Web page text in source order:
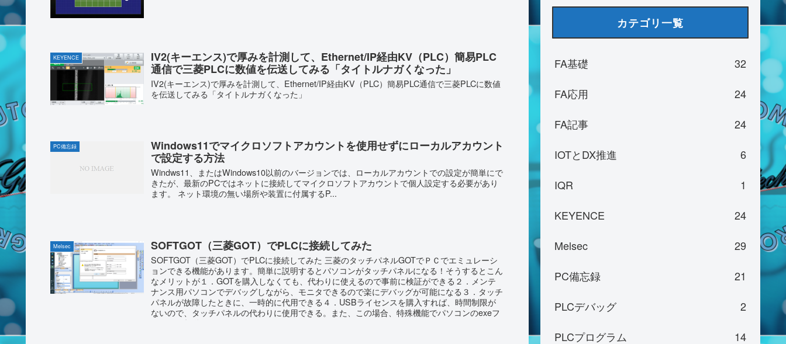
KEYENCE
IV2(キーエンス)で厚みを計測して、Ethernet/IP経由KV（PLC）簡易PLC
通信で三菱PLCに数値を伝送してみる「タイトルナガくなった」
IV2(キーエンス)で厚みを計測して、Ethernet/IP経由KV（PLC）簡易PLC通信で三菱PLCに数値
を伝送してみる「タイトルナガくなった」
PC備忘録
Windows11でマイクロソフトアカウントを使用せずにローカルアカウント
で設定する方法
Windws11、またはWindows10以前のバージョンでは、ローカルアカウントでの設定が簡単にで
きたが、最新のPCではネットに接続してマイクロソフトアカウントで個人設定する必要があり
ます。 ネット環境の無い場所や装置に付属するP...
Melsec SOFTGOT（三菱GOT）でPLCに接続してみた
SOFTGOT（三菱GOT）でPLCに接続してみた 三菱のタッチパネルGOTでＰＣでエミュレーシ
ョンできる機能があります。簡単に説明するとパソコンがタッチパネルになる！そうするとこん
なメリットが１．GOTを購入しなくても、代わりに使えるので事前に検証ができる２．メンテ
ナンス用パソコンでデバッグしながら、モニタできるので楽にデバッグが可能になる３．タッチ
パネルが故障したときに、一時的に代用できる４．USBライセンスを購入すれば、時間制限が
ないので、タッチパネルの代わりに使用できる。また、この場合、特殊機能でパソコンのexeフ
ァイルも起動できる
カテゴリ一覧
FA基礎
32
FA応用
24
FA記事
24
IOTとDX推進
6
IQR
1
KEYENCE
24
Melsec
29
PC備忘録
21
PLCデバッグ
2
PLCプログラム
14